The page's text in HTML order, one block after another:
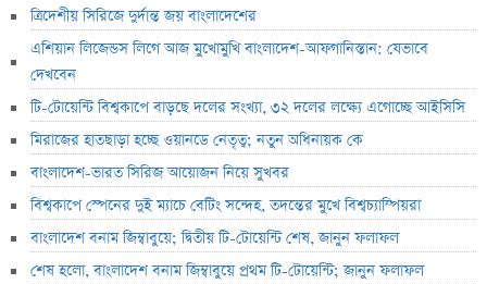
ত্রিদেশীয় সিরিজে দুর্দান্ত জয় বাংলাদেশের
এশিয়ান লিজেন্ডস লিগে আজ মুখোমুখি বাংলাদেশ-আফগানিস্তান: যেভাবে
দেখবেন
টি-টোয়েন্টি বিশ্বকাপে বাড়ছে দলের সংখ্যা, ৩২ দলের লক্ষ্যে এগোচ্ছে আইসিসি
মিরাজের হাতছাড়া হচ্ছে ওয়ানডে নেতৃত্ব; নতুন অধিনায়ক কে
বাংলাদেশ-ভারত সিরিজ আয়োজন নিয়ে সুখবর
বিশ্বকাপে স্পেনের দুই ম্যাচে বেটিং সন্দেহ, তদন্তের মুখে বিশ্বচ্যাম্পিয়রা
বাংলাদেশ বনাম জিম্বাবুয়ে; দ্বিতীয় টি-টোয়েন্টি শেষ, জানুন ফলাফল
শেষ হলো, বাংলাদেশ বনাম জিম্বাবুয়ে প্রথম টি-টোয়েন্টি; জানুন ফলাফল